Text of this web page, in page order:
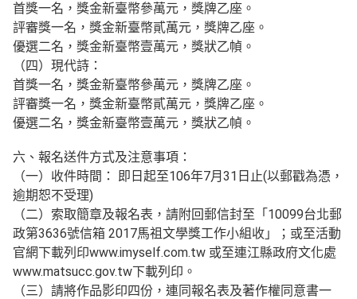
首獎一名，獎金新臺幣參萬元，獎牌乙座。
評審獎一名，獎金新臺幣貳萬元，獎牌乙座。
優選二名，獎金新臺幣壹萬元，獎狀乙幀。
（四）現代詩：
首獎一名，獎金新臺幣參萬元，獎牌乙座。
評審獎一名，獎金新臺幣貳萬元，獎牌乙座。
優選二名，獎金新臺幣壹萬元，獎狀乙幀。
六、報名送件方式及注意事項：
（一）收件時間： 即日起至106年7月31日止(以郵戳為憑，
逾期恕不受理)
（二）索取簡章及報名表，請附回郵信封至「10099台北郵
政第3636號信箱 2017馬祖文學獎工作小組收」；或至活動
官網下載列印www.imyself.com.tw 或至連江縣政府文化處
www.matsucc.gov.tw下載列印。
（三）請將作品影印四份，連同報名表及著作權同意書一